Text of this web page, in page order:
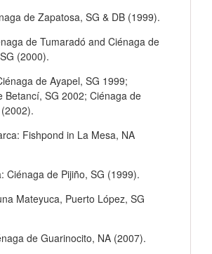
de Zapatosa, SG & DB (1999).
de Tumaradó and Ciénaga de
(2000).
de Ayapel, SG 1999;
Betancí, SG 2002; Ciénaga de
Fishpond in La Mesa, NA
Ciénaga de Pijiño, SG (1999).
Mateyuca, Puerto López, SG
de Guarinocito, NA (2007).